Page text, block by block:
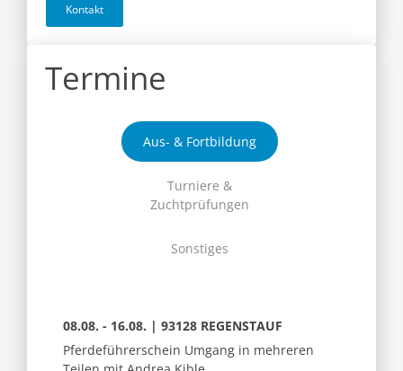
Kontakt
Termine
Aus- & Fortbildung
Turniere &
Zuchtprüfungen
Sonstiges
08.08. - 16.08. | 93128 REGENSTAUF
Pferdeführerschein Umgang in mehreren